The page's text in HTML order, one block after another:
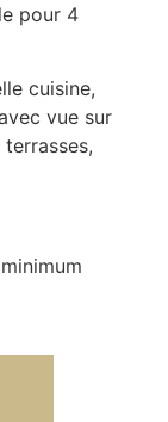
pour 4
cuisine,
vue sur